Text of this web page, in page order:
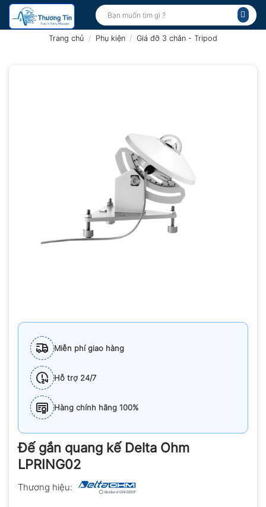
Bỏ
qua
Tìm
kiếm:
Trang chủ / Phụ kiện / Giá đỡ 3 chân - Tripod
Miễn phí giao hàng
Hỗ trợ 24/7
Hàng chính hãng 100%
Đế gắn quang kế Delta Ohm
LPRING02
Thương hiệu: